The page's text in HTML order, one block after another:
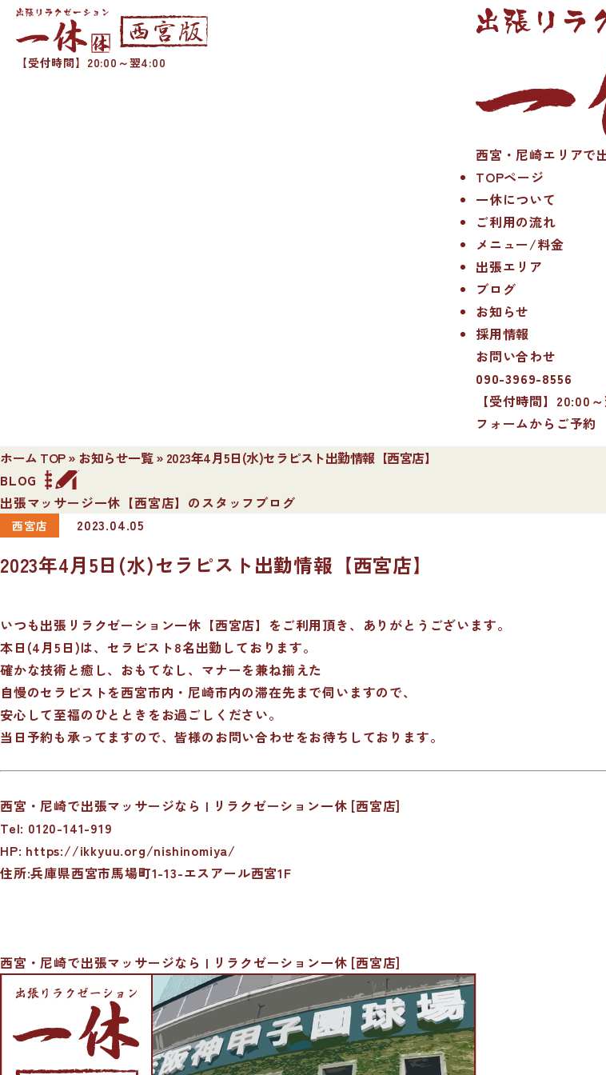
【受付時間】20:00～翌4:00
西宮・尼崎エリアで
TOPページ
一休について
ご利用の流れ
メニュー/料金
出張エリア
ブログ
お知らせ
採用情報
お問い合わせ
090-3969-8556
【受付時間】20:00
フォームからご予約
ホーム TOP» お知らせ一覧» 2023年4月5日(水)セラピスト出勤情報【西宮店】
BLOG
出張マッサージ一休【西宮店】のスタッフブログ
西宮店 2023.04.05
2023年4月5日(水)セラピスト出勤情報【西宮店】
いつも出張リラクゼーション一休【西宮店】をご利用頂き、ありがとうございます。
本日(4月5日)は、セラピスト8名出勤しております。
確かな技術と癒し、おもてなし、マナーを兼ね揃えた
自慢のセラピストを西宮市内・尼崎市内の滞在先まで伺いますので、
安心して至福のひとときをお過ごしください。
当日予約も承ってますので、皆様のお問い合わせをお待ちしております。
西宮・尼崎で出張マッサージなら | リラクゼーション一休 [西宮店]
Tel: 0120-141-919
HP: https://ikkyuu.org/nishinomiya/
住所:兵庫県西宮市馬場町1-13-エスアール西宮1F
西宮・尼崎で出張マッサージなら | リラクゼーション一休 [西宮店]